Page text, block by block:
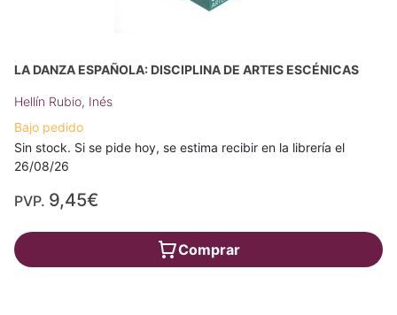
LA DANZA ESPAÑOLA: DISCIPLINA DE ARTES ESCÉNICAS
Hellín Rubio, Inés
Bajo pedido
Sin stock. Si se pide hoy, se estima recibir en la librería el
26/08/26
PVP. 9,45€
Comprar